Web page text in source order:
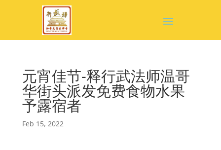
元宵佳节-释行武法师温哥
华街头派发免费食物水果
予露宿者
Feb 15, 2022